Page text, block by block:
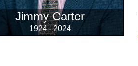
Jimmy Carter
1924 - 2024